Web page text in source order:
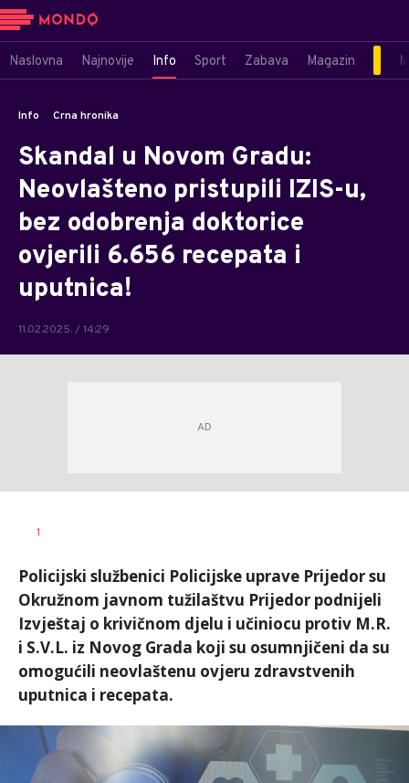
Naslovna Najnovije Info Sport Zabava Magazin
Info Crna hronika
Skandal u Novom Gradu:
Neovlašteno pristupili IZIS-u,
bez odobrenja doktorice
ovjerili 6.656 recepata i
uputnica!
11.02.2025. / 14:29
AUTOR
1
Policijski službenici Policijske uprave Prijedor su
Okružnom javnom tužilaštvu Prijedor podnijeli
Izvještaj o krivičnom djelu i učiniocu protiv M.R.
i S.V.L. iz Novog Grada koji su osumnjičeni da su
omogućili neovlaštenu ovjeru zdravstvenih
uputnica i recepata.